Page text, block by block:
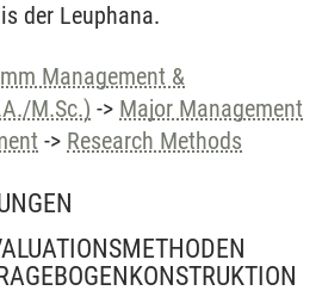
der Leuphana.
Management &
M.Sc.) -> Major Management
-> Research Methods